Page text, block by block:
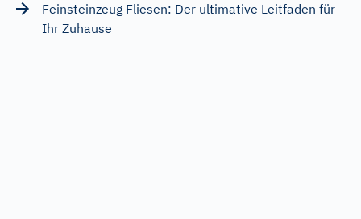
Feinsteinzeug Fliesen: Der ultimative Leitfaden für
Ihr Zuhause